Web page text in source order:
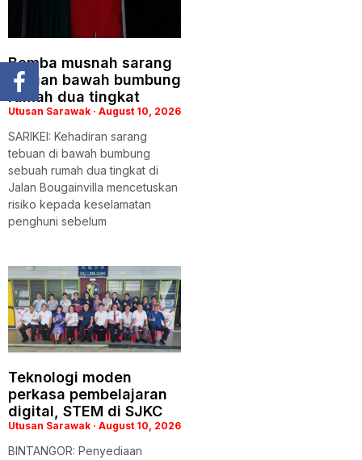
Bomba musnah sarang
tebuan bawah bumbung
rumah dua tingkat
Utusan Sarawak August 10, 2026
SARIKEI: Kehadiran sarang
tebuan di bawah bumbung
sebuah rumah dua tingkat di
Jalan Bougainvilla mencetuskan
risiko kepada keselamatan
penghuni sebelum
Teknologi moden
perkasa pembelajaran
digital, STEM di SJKC
Utusan Sarawak August 10, 2026
BINTANGOR: Penyediaan